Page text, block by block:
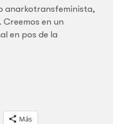
anarkotransfeminista,
en un
en pos de la
Más